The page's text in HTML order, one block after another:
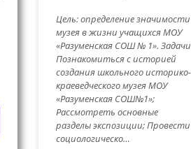
Цель: определение значимости
музея в жизни учащихся МОУ
«Разуменская СОШ № 1».
Познакомиться с историей
создания школьного историко-
краеведческого музея МОУ
«Разуменская СОШ№1»;
Рассмотреть основные
разделы экспозиции; Провести
социологическо…